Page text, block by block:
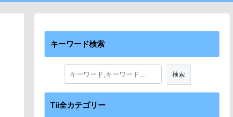
キーワード検索
Tii全カテゴリー